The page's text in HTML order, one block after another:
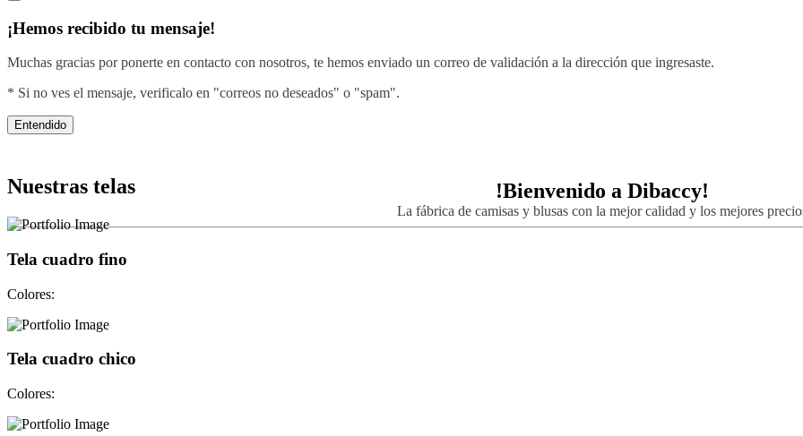
¡Hemos recibido tu mensaje!
Muchas gracias por ponerte en contacto con nosotros, te hemos enviado un correo de validación a la dirección que ingresaste.
* Si no ves el mensaje, verificalo en "correos no deseados" o "spam".
Entendido
!Bienvenido a Dibaccy!
La fábrica de camisas y blusas con la mejor calidad y los mejores
Nuestras telas
Tela cuadro fino
Colores:
Tela cuadro chico
Colores: